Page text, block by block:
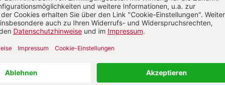
Müller
geb. 1950, studierte Theologie und Psychologie. Langjähriger Leiter des
der Abtei Münsterschwarzach. Bekannt wurde er als Autor zahlreicher
zu Themen der Spiritualität und Psychotherapie. Wunibald Müller ist